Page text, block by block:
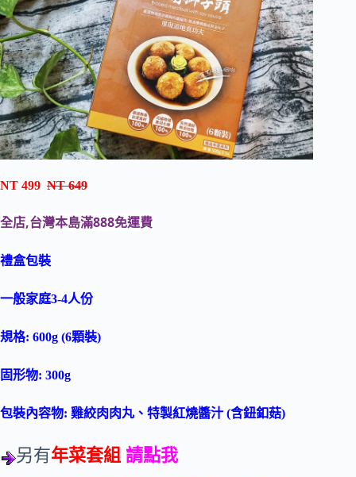
NT 499 NT 649
全店,台灣本島滿888免運費
禮盒包裝
一般家庭3-4人份
規格: 600g (6顆裝)
固形物: 300g
包裝內容物: 雞絞肉肉丸、 特製紅燒醬汁 (含鈕釦菇)
另有年菜套組 請點我